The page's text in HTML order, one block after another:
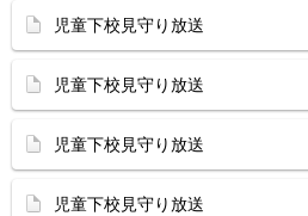
児童下校見守り放送
児童下校見守り放送
児童下校見守り放送
児童下校見守り放送